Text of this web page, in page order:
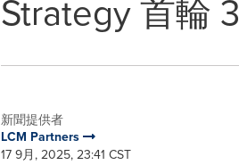
Strategy 首輪
新聞提供者
LCM Partners
17 9月, 2025, 23:41 CST